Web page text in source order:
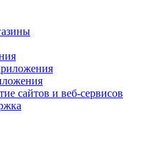
сайтов и веб-сервисов